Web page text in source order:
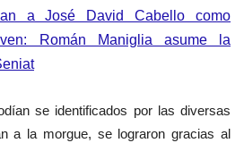
a José David Cabello como
Román Maniglia asume la
se identificados por las diversas
a la morgue, se lograron gracias al